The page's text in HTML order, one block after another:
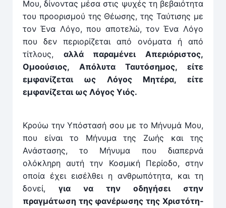
Μου, δίνοντας μέσα στις ψυχές τη βεβαιότητα
του προορισμού της Θέωσης, της Ταύτισης με
τον Ένα Λόγο, που αποτελώ, τον Ένα Λόγο
που δεν περιορίζεται από ονόματα ή από
τίτλους, αλλά παραμένει Απεριόριστος,
Ομοούσιος, Απόλυτα Ταυ­τόση­μος, είτε
εμφανίζεται ως Λόγος Μητέρα, είτε
εμφανίζεται ως Λόγος Υιός.
Κρούω την Υπόστασή σου με το Μήνυμά Μου,
που ­είναι το Μήνυμα της Ζωής και της
Ανάστασης, το Μήνυμα που διαπερνά
ολόκληρη αυτή την Κοσμική Περίοδο, στην
οποία έχει εισέλθει η ανθρωπότητα, και τη
δονεί, για να την οδηγήσει στην
πραγμάτωση της φανέρωσης της Χριστότη­